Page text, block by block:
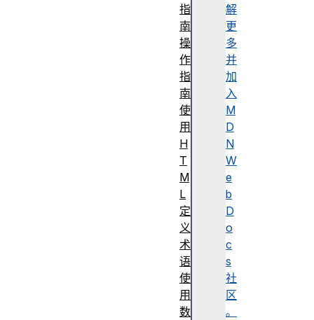
解
更
多
并
加
入
M
D
N
W
e
b
D
o
c
s
社
区
。
指
南
操
作
指
南
使
用
H
T
M
L
定
义
术
语
使
用
数